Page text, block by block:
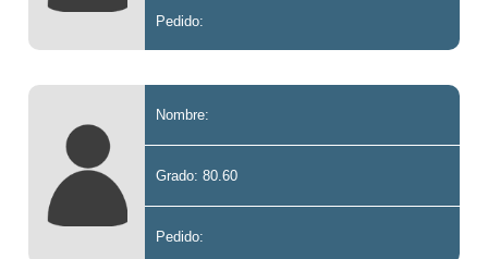
Pedido:
Nombre:
Grado: 80.60
Pedido: